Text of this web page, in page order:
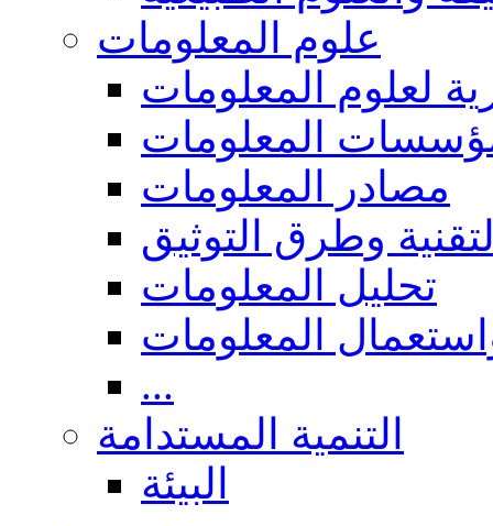
علوم المعلومات
لعلوم المعلومات
المعلومات
مصادر المعلومات
وطرق التوثيق
تحليل المعلومات
المعلومات
...
التنمية المستدامة
البيئة